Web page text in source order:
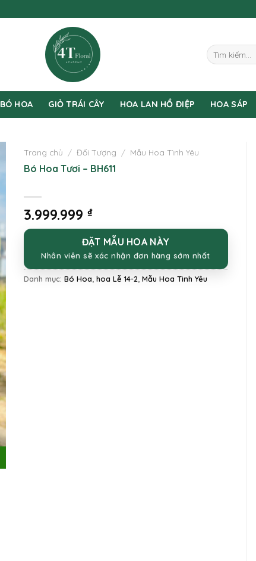
Tìm
kiếm:
BÓ HOA GIỎ TRÁI CÂY HOA LAN HỒ ĐIỆP HOA SÁP
Trang chủ / Đối Tượng / Mẫu Hoa Tình Yêu
Bó Hoa Tươi – BH611
3.999.999 ₫
ĐẶT MẪU HOA NÀY
Nhân viên sẽ xác nhận đơn hàng sớm nhất
Danh mục: Bó Hoa hoa Lễ 14-2 Mẫu Hoa Tình Yêu